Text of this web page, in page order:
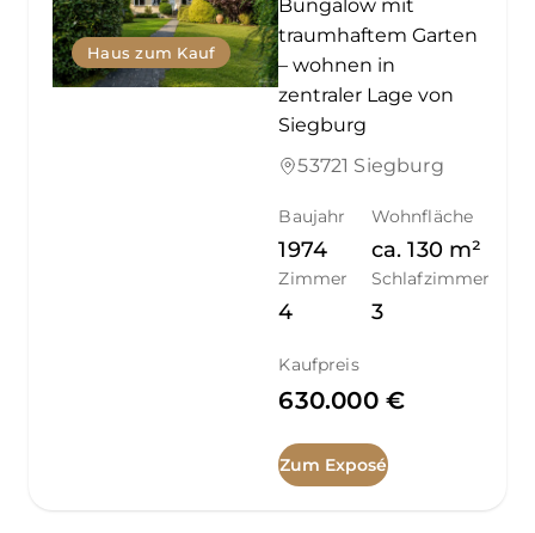
Haus zum Kauf
Bungalow mit
traumhaftem Garten
– wohnen in
zentraler Lage von
Siegburg
53721 Siegburg
Baujahr
1974
Wohnfläche
ca. 130 m²
Zimmer
4
Schlafzimmer
3
Kaufpreis
630.000 €
Zum Exposé